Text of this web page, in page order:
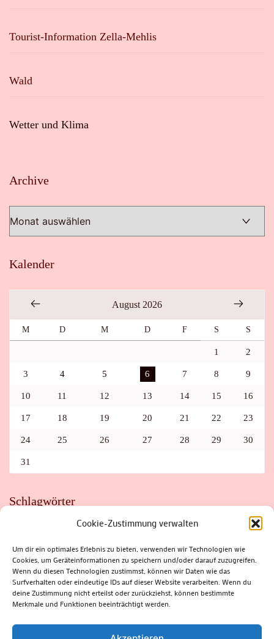
Cookie-Zustimmung verwalten
Um dir ein optimales Erlebnis zu bieten, verwenden wir Technologien wie
Cookies, um Geräteinformationen zu speichern und/oder darauf zuzugreifen.
Wenn du diesen Technologien zustimmst, können wir Daten wie das
Surfverhalten oder eindeutige IDs auf dieser Website verarbeiten. Wenn du
deine Zustimmung nicht erteilst oder zurückziehst, können bestimmte
Merkmale und Funktionen beeinträchtigt werden.
Tourist-Information Zella-Mehlis
Wald
Wetter und Klima
Archive
Kalender
August 2026
M D M D F S S
1 2
3 4 5 6 7 8 9
10 11 12 13 14 15 16
17 18 19 20 21 22 23
24 25 26 27 28 29 30
31
Schlagwörter
FAHRRAD
FLOHMARKT FOLK GEWINNSPIEL
HITZE
HITZEFALLE AUTO
IRISH DANCE JAZZ
KABARETT
KINDER
KIRMES KLASSIK
KLEINE SUHLER REIHE
KRIMI
KULTUR LESUNG LOTTO
MEININGEN
PARASITEN
PILZE SCHLEUSINGEN
SCHULWEG
SOMMERFERIEN
SPORT SRH
STADTFEST
STADTMARKETING
STRASSENSPERRUNG
SUHL
SUHLER FRÜHLING
SUHLER STADTMARKETING
THÜRINGER WALD
ZELLA-MEHLIS